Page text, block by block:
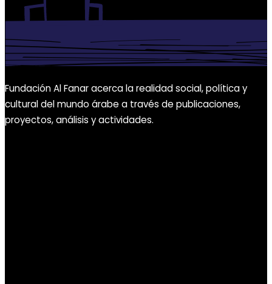
Fundación Al Fanar acerca la realidad social, política y
cultural del mundo árabe a través de publicaciones,
proyectos, análisis y actividades.